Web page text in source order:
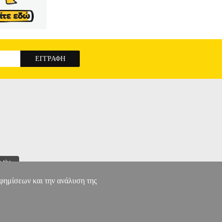
να προκληθούν από κεραυνό, κινητήρα ή
χωρίς να χρειάζεστε πολλαπλούς
3.0) ταχείας φόρτισης.• Μέγιστη απόδοση:
και την ανάλυση της